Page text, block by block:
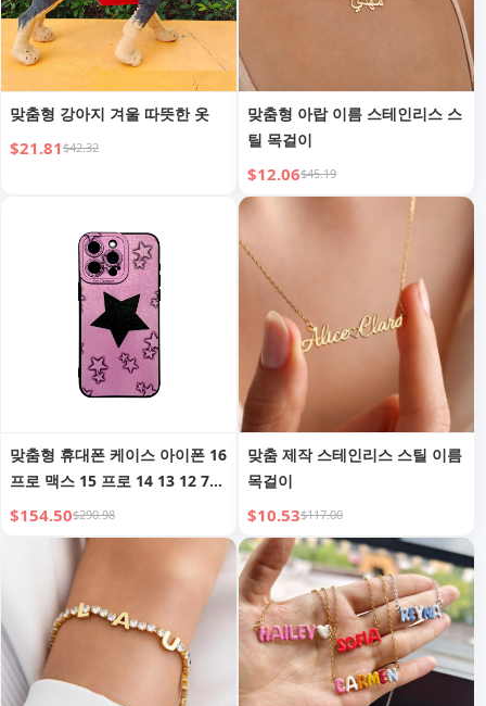
맞춤형 강아지 겨울 따뜻한 옷
$21.81$42.32
맞춤형 아랍 이름 스테인리스 스
틸 목걸이
$12.06$45.19
맞춤형 휴대폰 케이스 아이폰 16
프로 맥스 15 프로 14 13 12 72
UV 프린팅 맞춤 가능 밸런타인
데이 선물 완벽한 선물 친구 및
$154.50$290.98
맞춤 제작 스테인리스 스틸 이름
목걸이
$10.53$117.00